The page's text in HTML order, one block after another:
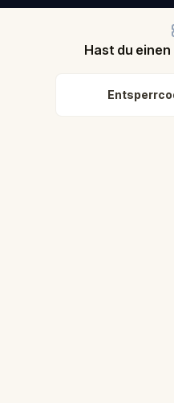
Hast du